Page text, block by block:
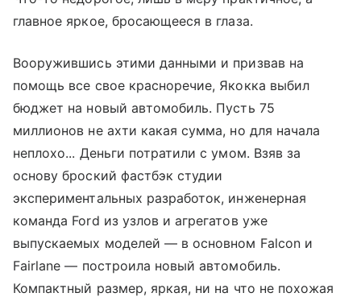
главное яркое, бросающееся в глаза.
Вооружившись этими данными и призвав на
помощь все свое красноречие, Якокка выбил
бюджет на новый автомобиль. Пусть 75
миллионов не ахти какая сумма, но для начала
неплохо... Деньги потратили с умом. Взяв за
основу броский фастбэк студии
экспериментальных разработок, инженерная
команда Ford из узлов и агрегатов уже
выпускаемых моделей — в основном Falcon и
Fairlane — построила новый автомобиль.
Компактный размер, яркая, ни на что не похожая